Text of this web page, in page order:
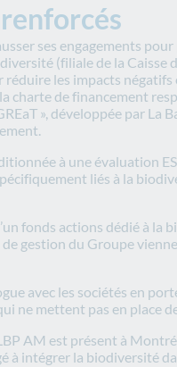
ses engagements
(filiale de la Caisse
les impacts
charte de financement
», développée par
à une évaluation
liés à la
fonds actions dédié à
gestion du Groupe
avec les sociétés en
ne mettent pas en place
AM est présent à
à intégrer la biodiversité